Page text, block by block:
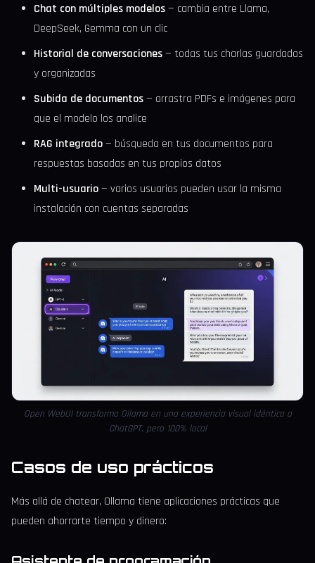
Chat con múltiples modelos— cambia entre Llama,
DeepSeek, Gemma con un clic
Historial de conversaciones— todas tus charlas guardadas
y organizadas
Subida de documentos— arrastra PDFs e imágenes para
que el modelo los analice
RAG integrado— búsqueda en tus documentos para
respuestas basadas en tus propios datos
Multi-usuario— varios usuarios pueden usar la misma
instalación con cuentas separadas
Open WebUI transforma Ollama en una experiencia visual idéntica a
ChatGPT, pero 100% local
Casos de uso prácticos
Más allá de chatear, Ollama tiene aplicaciones prácticas que
pueden ahorrarte tiempo y dinero: